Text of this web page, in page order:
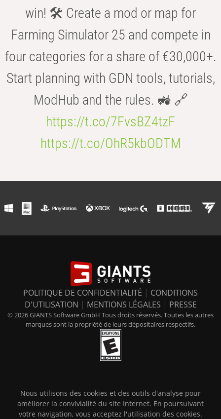
win! 🛠️ Create a mod or map for
Farming Simulator 25 and compete in
four categories for a share of €30,000+.
Start planning with GDN tools, tutorials,
ModHub and the rules. 🚜 🔗
https://t.co/7FvsBZ4tzF
https://t.co/OhR5kbODTM
POLITIQUE DE CONFIDENTIALITÉ | CONDITIONS
D'UTILISATION | MENTIONS LÉGALES | PRESSE
© 2026 GIANTS Software GmbH Tous droits réservés. Toutes les autres
marques sont la propriété de leurs dépositaires respectifs.
Nous utilisons des cookies et des outils d'analyse pour
améliorer la convivialité du site Internet. En poursuivant
votre navigation, vous acceptez l'utilisation des cookies.